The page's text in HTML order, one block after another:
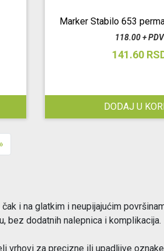
Marker Stabilo 653
118.00 + PDV
141.60
DODAJ U
»
i na glatkim i neupijajućim
bez dodatnih nalepnica i komplikacija.
vrhovi za precizne ili upadljive